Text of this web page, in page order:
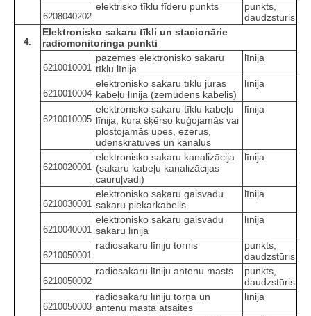
6208040202
elektrisko tīklu fīderu punkts
punkts,
daudzstūris
4.
Elektronisko sakaru tīkli un stacionārie
radiomonitoringa punkti
6210010001
pazemes elektronisko sakaru
tīklu līnija
līnija
6210010004
elektronisko sakaru tīklu jūras
kabeļu līnija (zemūdens kabelis)
līnija
6210010005
elektronisko sakaru tīklu kabeļu
līnija, kura šķērso kuģojamās vai
plostojamās upes, ezerus,
ūdenskrātuves un kanālus
līnija
6210020001
elektronisko sakaru kanalizācija
(sakaru kabeļu kanalizācijas
cauruļvadi)
līnija
6210030001
elektronisko sakaru gaisvadu
sakaru piekarkabelis
līnija
6210040001
elektronisko sakaru gaisvadu
sakaru līnija
līnija
6210050001
radiosakaru līniju tornis
punkts,
daudzstūris
6210050002
radiosakaru līniju antenu masts
punkts,
daudzstūris
6210050003
radiosakaru līniju torņa un
antenu masta atsaites
līnija